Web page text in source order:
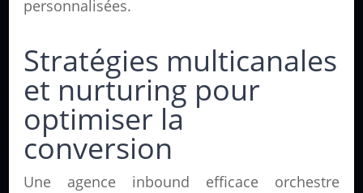
personnalisées.
Stratégies multicanales
et nurturing pour
optimiser la
conversion
Une agence inbound efficace orchestre